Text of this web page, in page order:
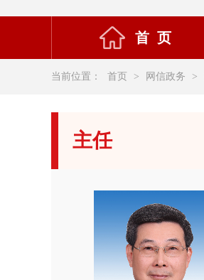
首 页
当前位置： 首页 > 网信政务 >
主任